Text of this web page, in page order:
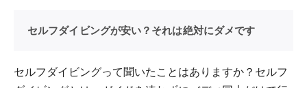
セルフダイビングが安い？それは絶対にダメです
セルフダイビングって聞いたことはありますか？セルフ